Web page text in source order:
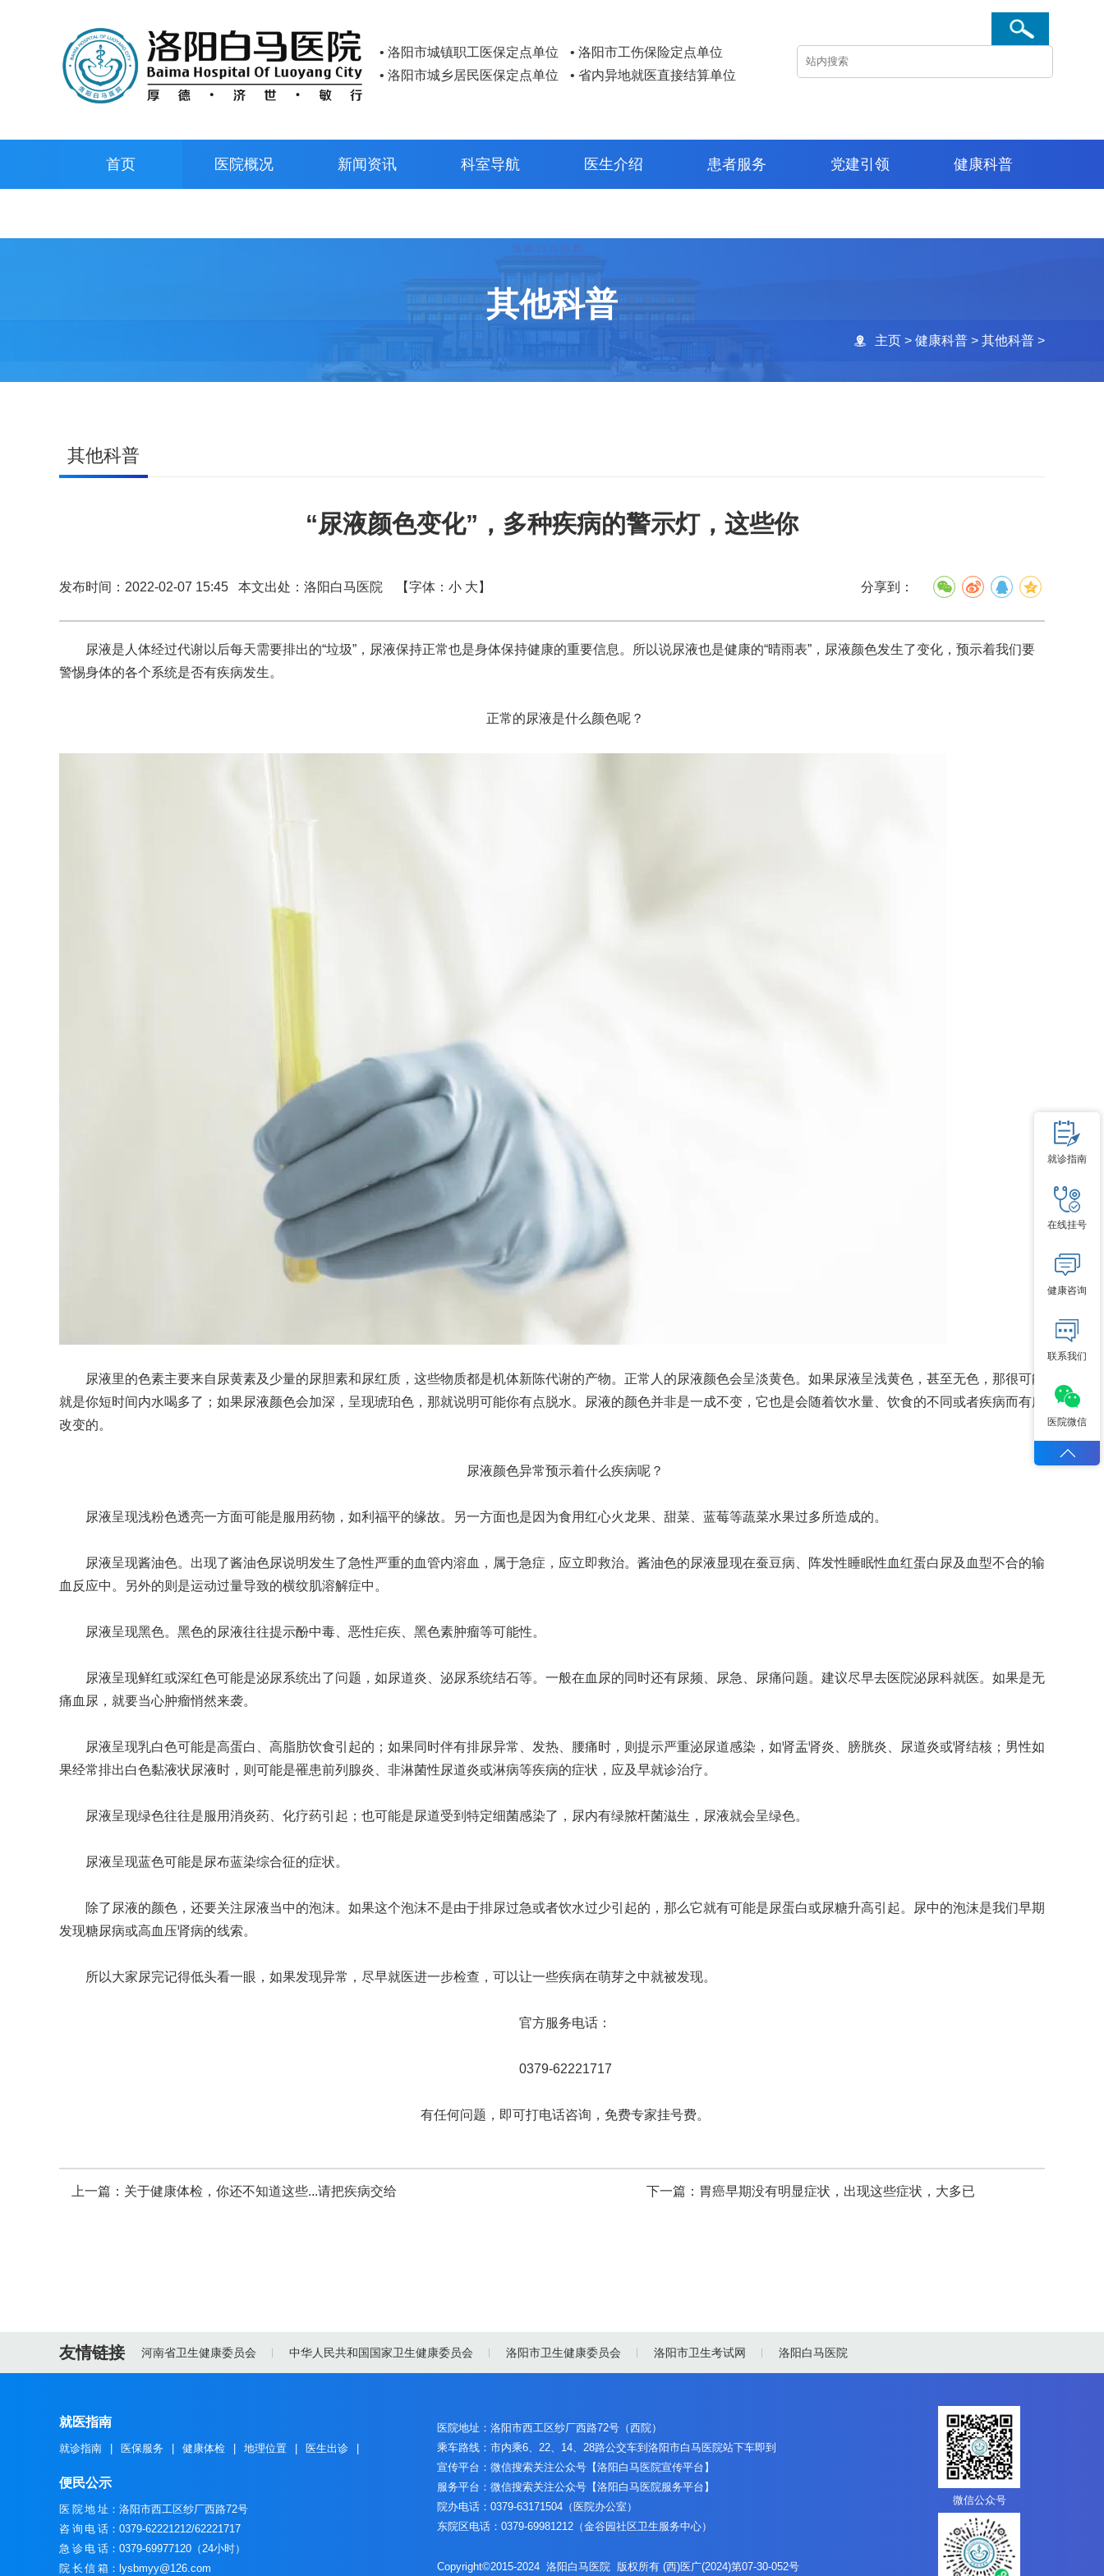
• 洛阳市城镇职工医保定点单位
• 洛阳市工伤保险定点单位
• 洛阳市城乡居民医保定点单位
• 省内异地就医直接结算单位
首页 医院概况 新闻资讯 科室导航 医生介绍 患者服务 党建引领 健康科普
其他科普
主页 > 健康科普 > 其他科普 >
其他科普
“尿液颜色变化”，多种疾病的警示灯，这些你
发布时间：2022-02-07 15:45 本文出处：洛阳白马医院 【字体： 小 大 】 分享到：
尿液是人体经过代谢以后每天需要排出的“垃圾”，尿液保持正常也是身体保持健康的重要信息。所以说尿液也是健康的“晴雨表”，尿液颜色发生了变化，预示着我们要
警惕身体的各个系统是否有疾病发生。
正常的尿液是什么颜色呢？
尿液里的色素主要来自尿黄素及少量的尿胆素和尿红质，这些物质都是机体新陈代谢的产物。正常人的尿液颜色会呈淡黄色。如果尿液呈浅黄色，甚至无色，那很可能
就是你短时间内水喝多了；如果尿液颜色会加深，呈现琥珀色，那就说明可能你有点脱水。尿液的颜色并非是一成不变，它也是会随着饮水量、饮食的不同或者疾病而有所
改变的。
尿液颜色异常预示着什么疾病呢？
尿液呈现浅粉色透亮一方面可能是服用药物，如利福平的缘故。另一方面也是因为食用红心火龙果、甜菜、蓝莓等蔬菜水果过多所造成的。
尿液呈现酱油色。出现了酱油色尿说明发生了急性严重的血管内溶血，属于急症，应立即救治。酱油色的尿液显现在蚕豆病、阵发性睡眠性血红蛋白尿及血型不合的输
血反应中。另外的则是运动过量导致的横纹肌溶解症中。
尿液呈现黑色。黑色的尿液往往提示酚中毒、恶性疟疾、黑色素肿瘤等可能性。
尿液呈现鲜红或深红色可能是泌尿系统出了问题，如尿道炎、泌尿系统结石等。一般在血尿的同时还有尿频、尿急、尿痛问题。建议尽早去医院泌尿科就医。如果是无
痛血尿，就要当心肿瘤悄然来袭。
尿液呈现乳白色可能是高蛋白、高脂肪饮食引起的；如果同时伴有排尿异常、发热、腰痛时，则提示严重泌尿道感染，如肾盂肾炎、膀胱炎、尿道炎或肾结核；男性如
果经常排出白色黏液状尿液时，则可能是罹患前列腺炎、非淋菌性尿道炎或淋病等疾病的症状，应及早就诊治疗。
尿液呈现绿色往往是服用消炎药、化疗药引起；也可能是尿道受到特定细菌感染了，尿内有绿脓杆菌滋生，尿液就会呈绿色。
尿液呈现蓝色可能是尿布蓝染综合征的症状。
除了尿液的颜色，还要关注尿液当中的泡沫。如果这个泡沫不是由于排尿过急或者饮水过少引起的，那么它就有可能是尿蛋白或尿糖升高引起。尿中的泡沫是我们早期
发现糖尿病或高血压肾病的线索。
所以大家尿完记得低头看一眼，如果发现异常，尽早就医进一步检查，可以让一些疾病在萌芽之中就被发现。
官方服务电话：
0379-62221717
有任何问题，即可打电话咨询，免费专家挂号费。
上一篇： 关于健康体检，你还不知道这些...请把疾病交给 下一篇： 胃癌早期没有明显症状，出现这些症状，大多已
友情链接 河南省卫生健康委员会 中华人民共和国国家卫生健康委员会 洛阳市卫生健康委员会 洛阳市卫生考试网 洛阳白马医院
就医指南
就诊指南 医保服务 健康体检 地理位置 医生出诊
便民公示
医院地址 ：洛阳市西工区纱厂西路72号
咨询电话 ：0379-62221212/62221717
急诊电话 ：0379-69977120（24小时）
院长信箱 ：lysbmyy@126.com
医院地址：洛阳市西工区纱厂西路72号（西院）
乘车路线：市内乘6、22、14、28路公交车到洛阳市白马医院站下车即到
宣传平台：微信搜索关注公众号【洛阳白马医院宣传平台】
服务平台：微信搜索关注公众号【洛阳白马医院服务平台】
院办电话：0379-63171504（医院办公室）
东院区电话：0379-69981212（金谷园社区卫生服务中心）
Copyright©2015-2024 洛阳白马医院 版权所有 (西)医广(2024)第07-30-052号
微信公众号
就诊指南
在线挂号
健康咨询
联系我们
医院微信